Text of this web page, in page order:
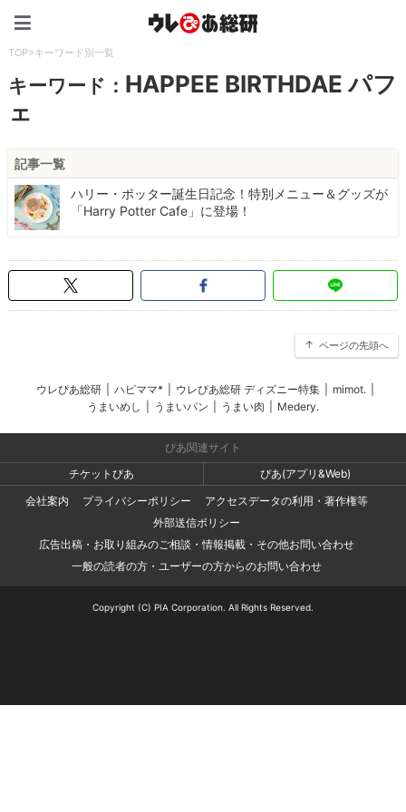
TOP>キーワード別一覧
キーワード： HAPPEE BIRTHDAE パフ
ェ
記事一覧
ハリー・ポッター誕生日記念！特別メニュー＆グッズが
「Harry Potter Cafe」に登場！
ページの先頭へ
ウレぴあ総研 ハピママ* ウレぴあ総研 ディズニー特集 mimot.
うまいめし
うまいパン うまい肉 Medery.
ぴあ関連サイト
チケットぴあ
ぴあ(アプリ&Web)
会社案内
プライバシーポリシー
アクセスデータの利用・著作権等
外部送信ポリシー
広告出稿・お取り組みのご相談・情報掲載・その他お問い合わせ
一般の読者の方・ユーザーの方からのお問い合わせ
Copyright (C) PIA Corporation. All Rights Reserved.